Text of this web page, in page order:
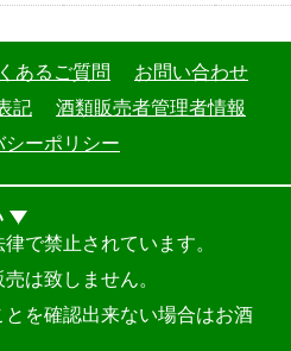
あるご質問
お問い合わせ
記
酒類販売者管理者情報
シーポリシー
で禁止されています。
は致しません。
を確認出来ない場合はお酒